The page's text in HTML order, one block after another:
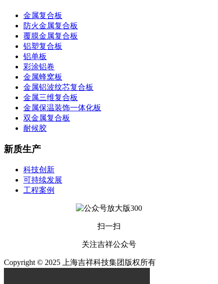
金属复合板
防火金属复合板
覆膜金属复合板
铝塑复合板
铝单板
彩涂铝卷
金属蜂窝板
金属铝波纹芯复合板
金属三维复合板
金属保温装饰一体化板
双金属复合板
耐候胶
新质生产
科技创新
可持续发展
工程案例
扫一扫
关注吉祥公众号
Copyright © 2025 上海吉祥科技集团版权所有